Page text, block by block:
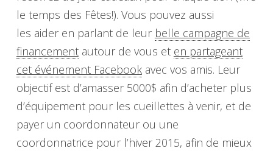
le temps des Fêtes!). Vous pouvez aussi
les aider en parlant de leur belle campagne de
financementautour de vous et en partageant
cet événement Facebookavec vos amis. Leur
objectif est d’amasser 5000$ afin d’acheter plus
d’équipement pour les cueillettes à venir, et de
payer un coordonnateur ou une
coordonnatrice pour l’hiver 2015, afin de mieux